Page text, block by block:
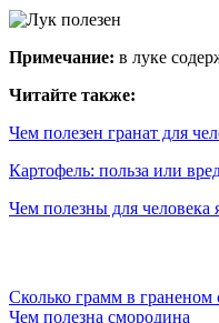
Примечание: в луке
Читайте также:
Чем полезен гранат для
Картофель: польза или
Чем полезны для человека
Сколько грамм в граненом
Чем полезна смородина